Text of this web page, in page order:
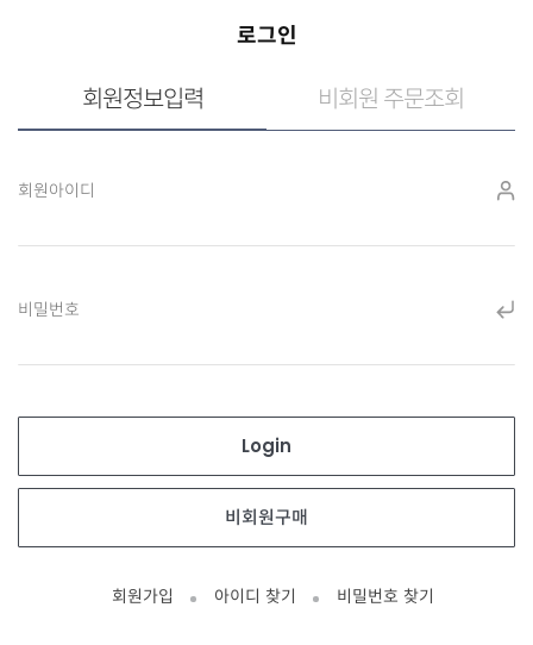
로그인
회원정보입력 비회원 주문조회
회원아이디
비밀번호
회원가입 아이디 찾기 비밀번호 찾기